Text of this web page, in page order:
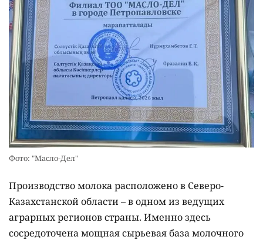
Фото: "Масло-Дел"
Производство молока расположено в Северо-
Казахстанской области – в одном из ведущих
аграрных регионов страны. Именно здесь
сосредоточена мощная сырьевая база молочного